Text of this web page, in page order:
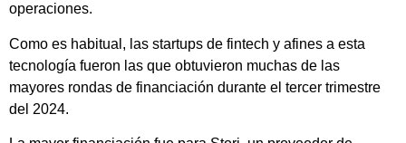
operaciones.
Como es habitual, las startups de fintech y afines a esta
tecnología fueron las que obtuvieron muchas de las
mayores rondas de financiación durante el tercer trimestre
del 2024.